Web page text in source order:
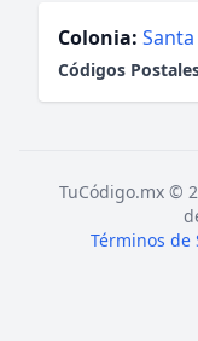
Colonia:
Códigos
TuCódigo.mx ©
Términos de